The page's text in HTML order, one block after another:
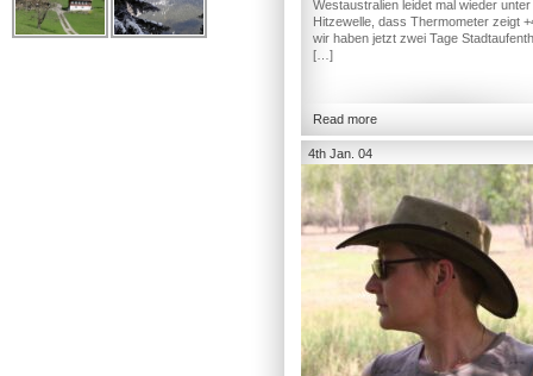
Westaustralien leidet mal wieder
Hitzewelle, dass Thermometer zeigt
wir haben jetzt zwei Tage
[…]
Read more
4th Jan. 04